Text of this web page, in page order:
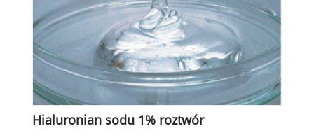
Hialuronian sodu 1% roztwór